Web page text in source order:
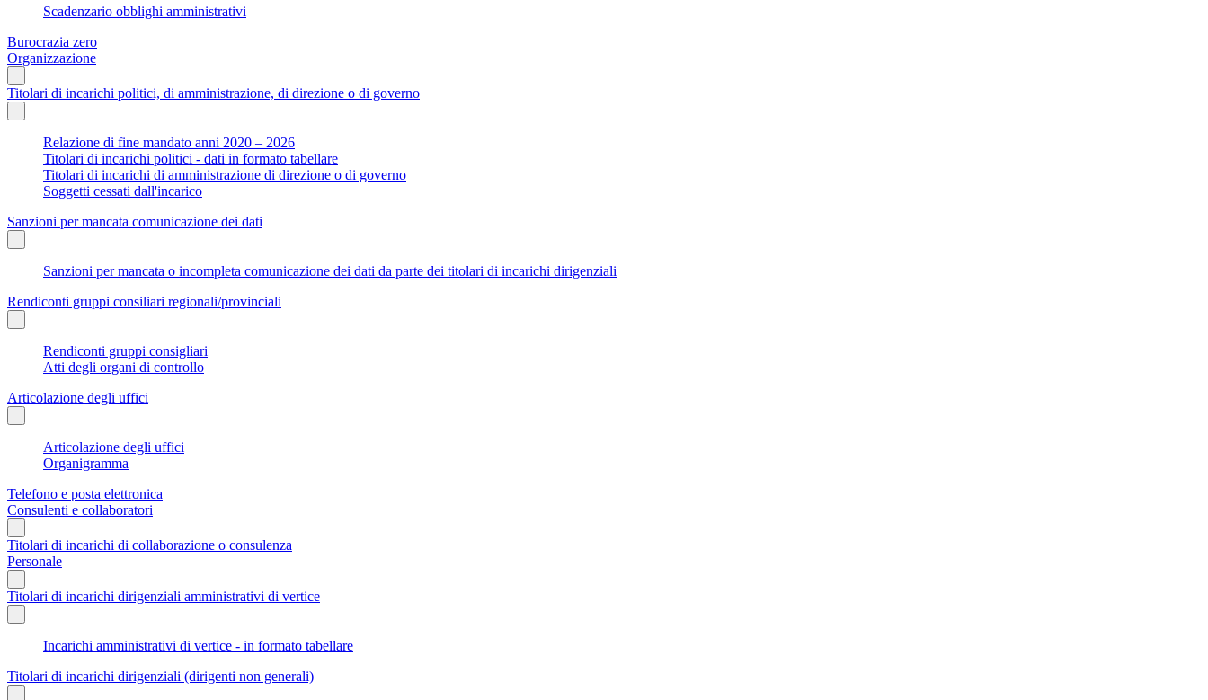
Scadenzario obblighi amministrativi
Burocrazia zero
Organizzazione
Titolari di incarichi politici, di amministrazione, di direzione o di governo
Relazione di fine mandato anni 2020 – 2026
Titolari di incarichi politici - dati in formato tabellare
Titolari di incarichi di amministrazione di direzione o di governo
Soggetti cessati dall'incarico
Sanzioni per mancata comunicazione dei dati
Sanzioni per mancata o incompleta comunicazione dei dati da parte dei titolari di incarichi dirigenziali
Rendiconti gruppi consiliari regionali/provinciali
Rendiconti gruppi consigliari
Atti degli organi di controllo
Articolazione degli uffici
Articolazione degli uffici
Organigramma
Telefono e posta elettronica
Consulenti e collaboratori
Titolari di incarichi di collaborazione o consulenza
Personale
Titolari di incarichi dirigenziali amministrativi di vertice
Incarichi amministrativi di vertice - in formato tabellare
Titolari di incarichi dirigenziali (dirigenti non generali)